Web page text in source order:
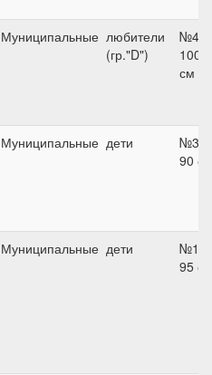
Муниципальные любители
(гр."D")
№4,
100
см
Муниципальные дети
№3,
90 см
Муниципальные дети
№1,
95 см